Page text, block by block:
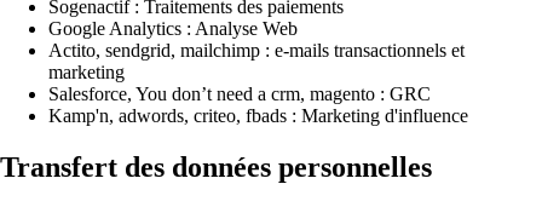
Sogenactif : Traitements des paiements
Google Analytics : Analyse Web
Actito, sendgrid, mailchimp : e-mails transactionnels et
marketing
Salesforce, You don’t need a crm, magento : GRC
Kamp'n, adwords, criteo, fbads : Marketing d'influence
Transfert des données personnelles